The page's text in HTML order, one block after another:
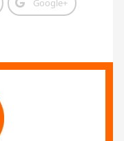
Google+